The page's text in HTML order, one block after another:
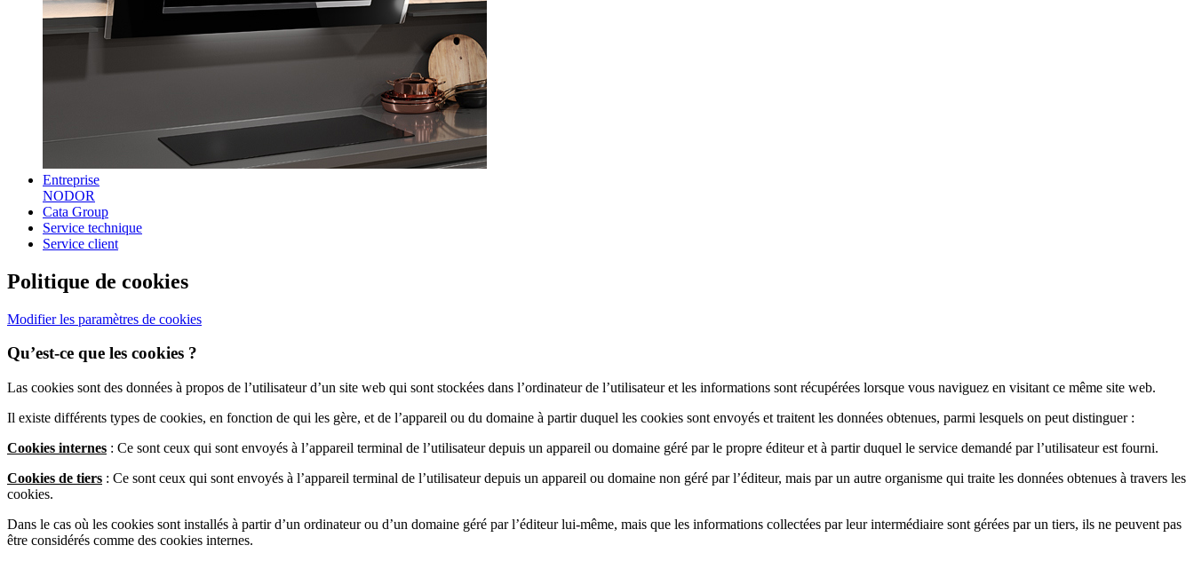
Entreprise
NODOR
Cata Group
Service technique
Service client
Politique de cookies
Modifier les paramètres de cookies
Qu’est-ce que les cookies ?
Las cookies sont des données à propos de l’utilisateur d’un site web qui sont stockées dans l’ordinateur de l’utilisateur et les informations sont récupérées lorsque vous naviguez en visitant ce même site web.
Il existe différents types de cookies, en fonction de qui les gère, et de l’appareil ou du domaine à partir duquel les cookies sont envoyés et traitent les données obtenues, parmi lesquels on peut distinguer :
Cookies internes : Ce sont ceux qui sont envoyés à l’appareil terminal de l’utilisateur depuis un appareil ou domaine géré par le propre éditeur et à partir duquel le service demandé par l’utilisateur est fourni.
Cookies de tiers : Ce sont ceux qui sont envoyés à l’appareil terminal de l’utilisateur depuis un appareil ou domaine non géré par l’éditeur, mais par un autre organisme qui traite les données obtenues à travers les
cookies.
Dans le cas où les cookies sont installés à partir d’un ordinateur ou d’un domaine géré par l’éditeur lui-même, mais que les informations collectées par leur intermédiaire sont gérées par un tiers, ils ne peuvent pas
être considérés comme des cookies internes.